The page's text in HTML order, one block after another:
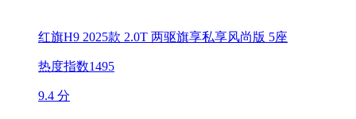
红旗H9 2025款 2.0T 两驱旗享私享风尚版 5座
热度指数1495
9.4 分